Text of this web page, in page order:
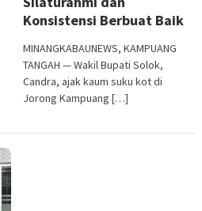
Konsistensi Berbuat Baik
MINANGKABAUNEWS, KAMPUANG
TANGAH — Wakil Bupati Solok,
Candra, ajak kaum suku kot di
Jorong Kampuang […]